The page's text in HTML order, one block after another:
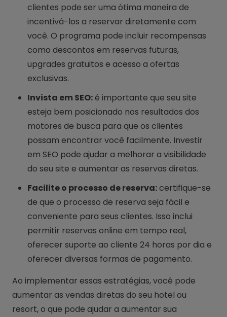
clientes pode ser uma ótima maneira de
incentivá-los a reservar diretamente com
você. O programa pode incluir recompensas
como descontos em reservas futuras,
upgrades gratuitos e acesso a ofertas
exclusivas.
Invista em SEO:é importante que seu site
esteja bem posicionado nos resultados dos
motores de busca para que os clientes
possam encontrar você facilmente. Investir
em SEO pode ajudar a melhorar a visibilidade
do seu site e aumentar as reservas diretas.
Facilite o processo de reserva:certifique-se
de que o processo de reserva seja fácil e
conveniente para seus clientes. Isso inclui
permitir reservas online em tempo real,
oferecer suporte ao cliente 24 horas por dia e
oferecer diversas formas de pagamento.
Ao implementar essas estratégias, você pode
aumentar as vendas diretas do seu hotel ou
resort, o que pode ajudar a aumentar sua